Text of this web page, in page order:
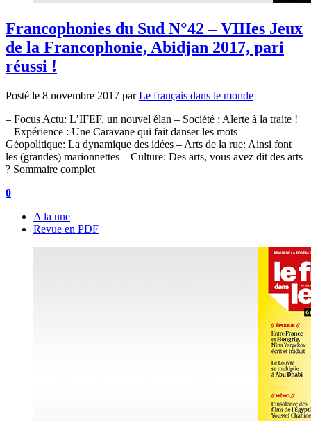
Francophonies du Sud N°42 – VIIIes Jeux
de la Francophonie, Abidjan 2017, pari
réussi !
Posté le 8 novembre 2017 par Le français dans le monde
– Focus Actu: L’IFEF, un nouvel élan – Société : Alerte à la traite !
– Expérience : Une Caravane qui fait danser les mots –
Géopolitique: La dynamique des idées – Arts de la rue: Ainsi font
les (grandes) marionnettes – Culture: Des arts, vous avez dit des arts
? Sommaire complet
0
A la une
Revue en PDF